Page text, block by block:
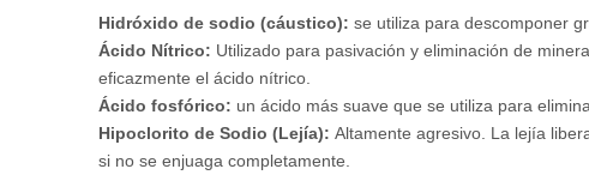
Hidróxido de sodio (cáustico): se utiliza para descomponer
Ácido Nítrico: Utilizado para pasivación y eliminación de
eficazmente el ácido nítrico.
Ácido fosfórico: un ácido más suave que se utiliza para
Hipoclorito de Sodio (Lejía): Altamente agresivo. La lejía
si no se enjuaga completamente.